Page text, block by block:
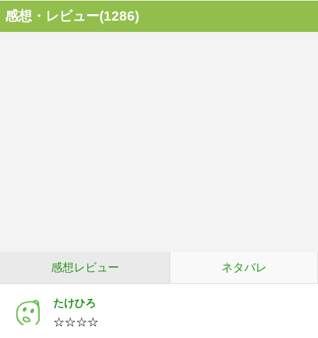
感想・レビュー(1286)
感想レビュー ネタバレ
たけひろ
☆☆☆☆